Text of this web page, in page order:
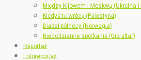
Między Kijowem i Moskwą (Ukraina i
Kiedyś tu wrócę (Palestyna)
Diabeł północy (Norwegia)
Niecodzienne spotkanie (Gibraltar)
Reportaż
Fotoreportaż